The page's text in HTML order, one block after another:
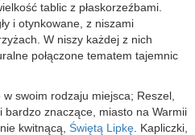
tablic z płaskorzeźbami.
i otynkowane, z niszami
W niszy każdej z nich
połączone tematem tajemnic
swoim rodzaju miejsca; Reszel,
bardzo znaczące, miasto na Warmii
kwitnącą, Świętą Lipkę . Kapliczki,